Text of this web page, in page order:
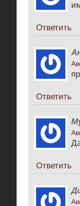
Ответить
Ответить
Ответить